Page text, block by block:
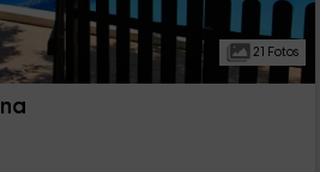
21 Fotos